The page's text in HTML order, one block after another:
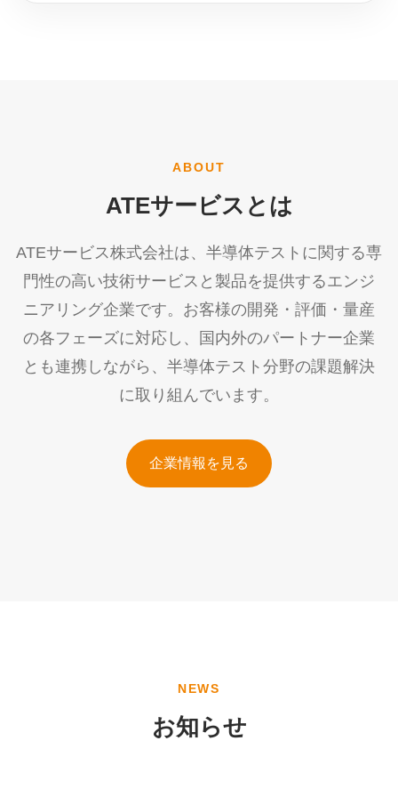
ABOUT
ATEサービスとは
ATEサービス株式会社は、半導体テストに関する専
門性の高い技術サービスと製品を提供するエンジ
ニアリング企業です。お客様の開発・評価・量産
の各フェーズに対応し、国内外のパートナー企業
とも連携しながら、半導体テスト分野の課題解決
に取り組んでいます。
企業情報を見る
NEWS
お知らせ